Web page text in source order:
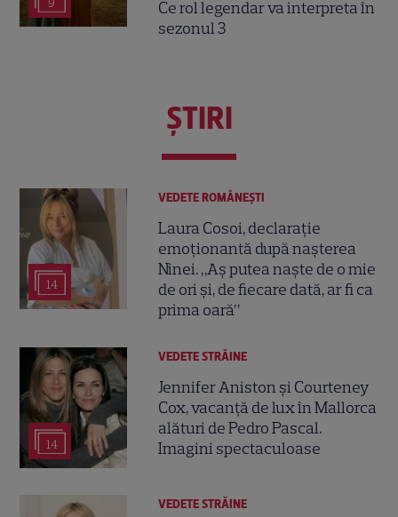
9
Ce rol legendar va interpreta în
sezonul 3
ŞTIRI
14
VEDETE ROMÂNEŞTI
Laura Cosoi, declarație
emoționantă după nașterea
Ninei. „Aș putea naște de o mie
de ori și, de fiecare dată, ar fi ca
prima oară”
14
VEDETE STRĂINE
Jennifer Aniston și Courteney
Cox, vacanță de lux în Mallorca
alături de Pedro Pascal.
Imagini spectaculoase
VEDETE STRĂINE